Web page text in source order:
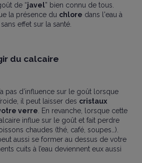
de “javel” bien connu de tous.
la présence du chlore dans l'eau à
effet sur la santé.
du calcaire
pas d’influence sur le goût lorsque
il peut laisser des cristaux
verre . En revanche, lorsque cette
influe sur le goût et fait perdre
chaudes (thé, café, soupes…).
aussi se former au dessus de votre
cuits à l’eau deviennent eux aussi